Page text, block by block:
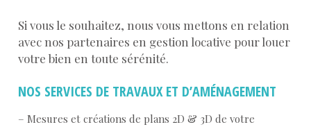
Si vous le souhaitez, nous vous mettons en relation
avec nos partenaires en gestion locative pour louer
votre bien en toute sérénité.
NOS SERVICES DE TRAVAUX ET D’AMÉNAGEMENT
– Mesures et créations de plans 2D & 3D de votre